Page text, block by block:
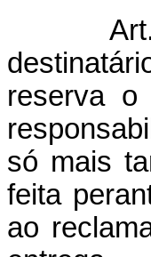
reserva o
só mais
feita
ao